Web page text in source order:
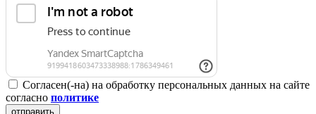
Согласен(-на) на обработку персональных данных на сайте
согласно политике
отправить